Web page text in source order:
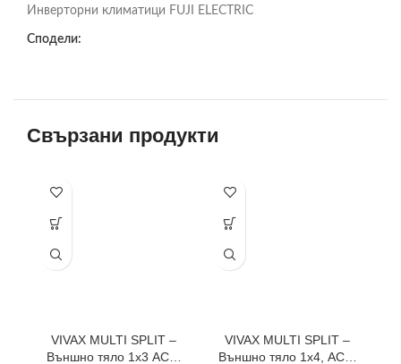
Инверторни климатици FUJI ELECTRIC
Сподели:
Свързани продукти
VIVAX MULTI SPLIT –
Външно тяло 1х3 ACP-
VIVAX MULTI SPLIT –
Външно тяло 1х4, ACP-